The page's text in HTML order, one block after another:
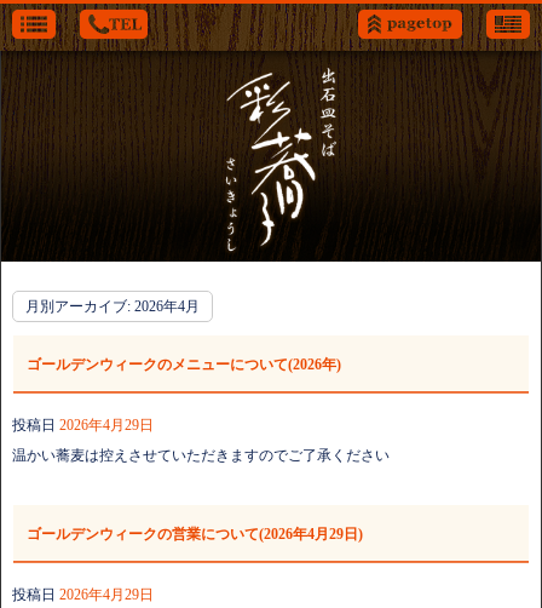
月別アーカイブ: 2026年4月
ゴールデンウィークのメニューについて(2026年)
投稿日 2026年4月29日
温かい蕎麦は控えさせていただきますのでご了承ください
ゴールデンウィークの営業について(2026年4月29日)
投稿日 2026年4月29日